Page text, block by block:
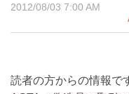
2012/08/03 7:00 AM
読者の方からの情報で